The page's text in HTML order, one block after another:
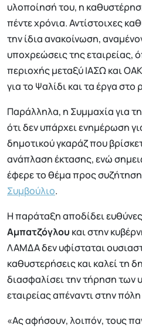
υλοποίησή του, η
πέντε χρόνια. Αντίστοιχες
την ίδια ανακοίνωση,
υποχρεώσεις της εταιρείας,
περιοχής μεταξύ ΙΑΣΩ και
για το Ψαλίδι και τα έργα
Παράλληλα, η Συμμαχία για
ότι δεν υπάρχει ενημέρωση
δημοτικού γκαράζ που
ανάπλαση έκτασης, ενώ
έφερε το θέμα προς συζήτηση
Συμβούλιο.
Η παράταξη αποδίδει
Αμπατζόγλου και στην
ΛΑΜΔΑ δεν υφίσταται
καθυστερήσεις και καλεί τη
διασφαλίσει την τήρηση
εταιρείας απέναντι στην
«Ας αφήσουν, λοιπόν, τους